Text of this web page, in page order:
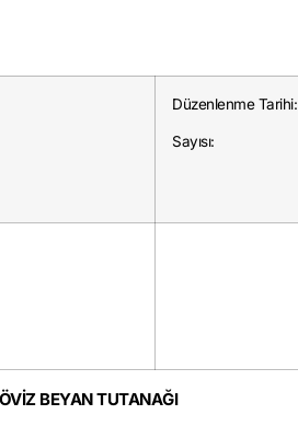
Düzenlenme Tarihi:
Sayısı:
BEYAN TUTANAĞI